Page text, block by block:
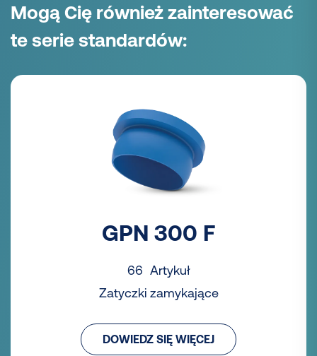
Mogą Cię również zainteresować
te serie standardów:
GPN 300 F
66 Artykuł
Zatyczki zamykające
DOWIEDZ SIĘ WIĘCEJ